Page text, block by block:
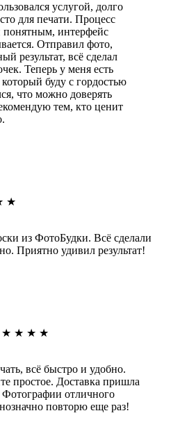
услугой, долго
для печати. Процесс
понятным, интерфейс
Отправил фото,
результат, всё сделал
Теперь у меня есть
буду с гордостью
что можно доверять
тем, кто ценит
★
из ФотоБудки. Всё сделали
Приятно удивил результат!
★ ★ ★ ★
всё быстро и удобно.
простое. Доставка пришла
Фотографии отличного
повторю еще раз!